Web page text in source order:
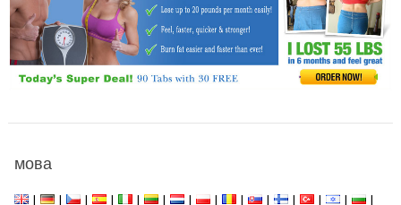
мова
| | | | | | | | | | | | |
|